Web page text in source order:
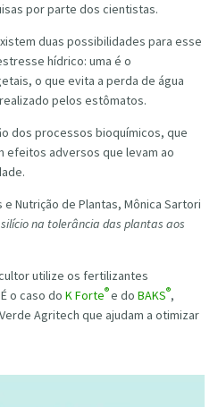
por parte dos cientistas.
duas possibilidades para esse
hídrico: uma é o
o que evita a perda de água
pelos estômatos.
dos processos bioquímicos, que
efeitos adversos que levam ao
Nutrição de Plantas, Mônica Sartori
na tolerância das plantas aos
utilize os fertilizantes
o caso do K Forte®e do BAKS®,
Agritech que ajudam a otimizar